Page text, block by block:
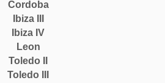
Cordoba
Ibiza III
Ibiza IV
Leon
Toledo II
Toledo III